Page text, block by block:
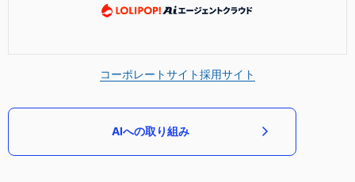
コーポレートサイト採用サイト
AIへの取り組み